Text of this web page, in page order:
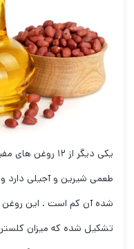
یکی دیگر از ۱۲
طعمی شیرین و آجیلی دارد و
شده آن کم است . این روغن
تشکیل شده که میزان